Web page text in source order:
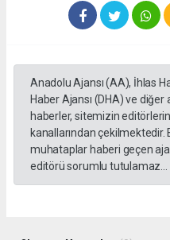
Anadolu Ajansı (AA), İhlas
Haber Ajansı (DHA) ve
haberler, sitemizin
kanallarından
muhataplar haberi geçen
editörü sorumlu tutulamaz...